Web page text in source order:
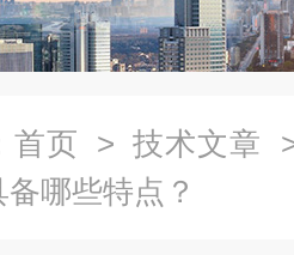
首页 > 技术文章
哪些特点？